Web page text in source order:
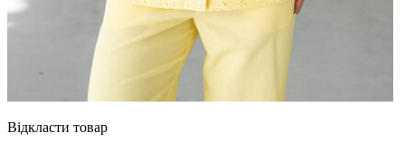
Відкласти товар